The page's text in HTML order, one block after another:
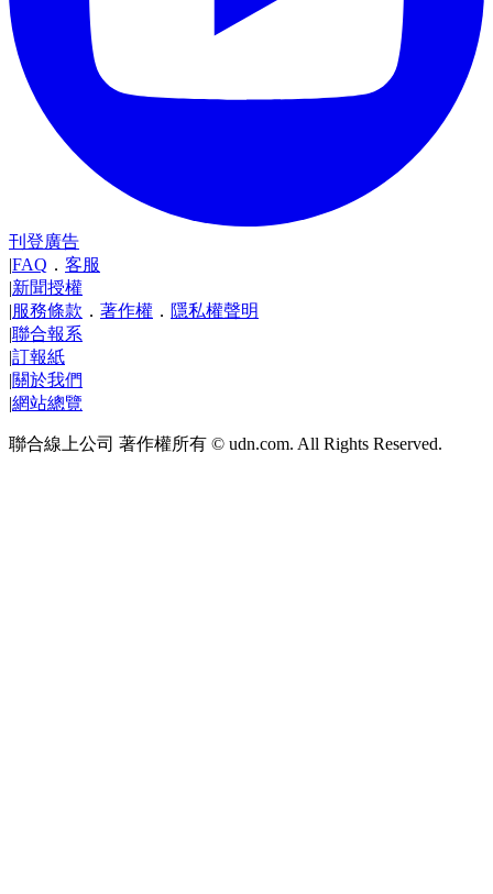
刊登廣告
|FAQ ． 客服
|新聞授權
|服務條款 ． 著作權 ． 隱私權聲明
|聯合報系
|訂報紙
|關於我們
|網站總覽
聯合線上公司 著作權所有 © udn.com. All Rights Reserved.